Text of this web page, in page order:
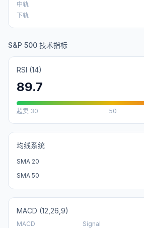
中轨
下轨
S&P 500 技术指标
RSI (14)
89.7
超卖 30 50
均线系统
SMA 20
SMA 50
MACD (12,26,9)
MACD
Signal